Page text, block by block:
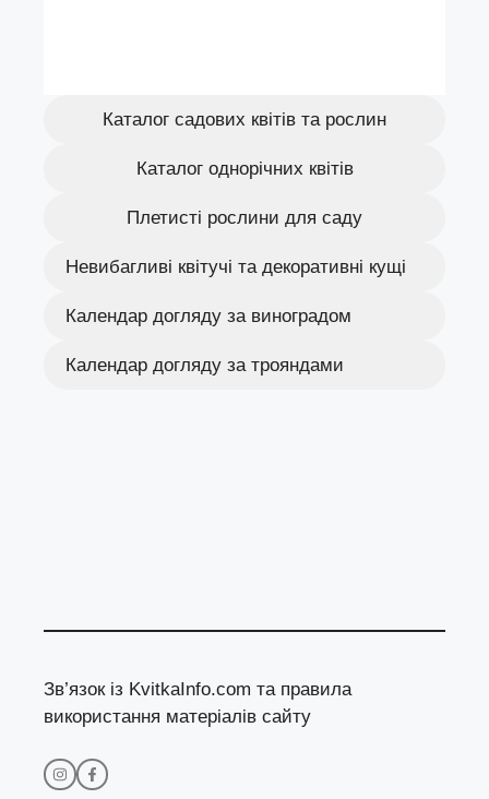
Каталог садових квітів та рослин
Каталог однорічних квітів
Плетисті рослини для саду
Невибагливі квітучі та декоративні кущі
Календар догляду за виноградом
Календар догляду за трояндами
Зв’язок із KvitkaInfo.com та правила
використання матеріалів сайту